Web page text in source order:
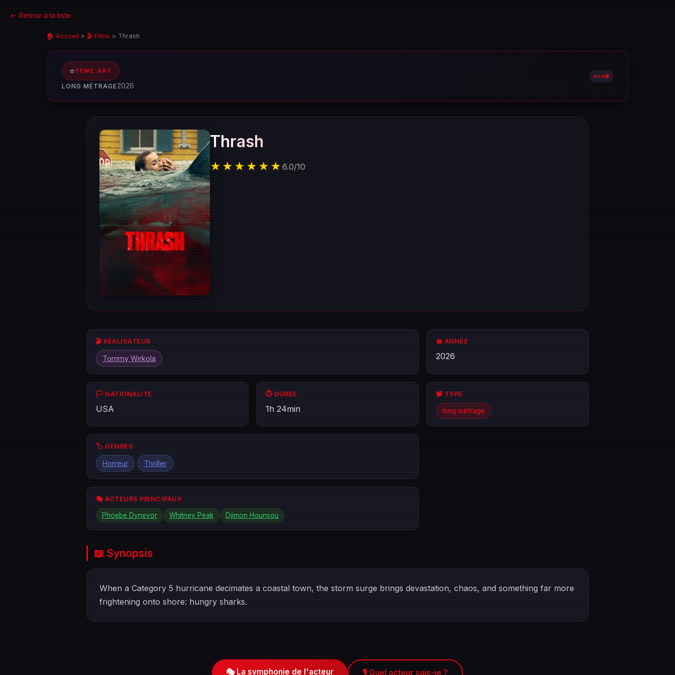
← Retour à la liste
🏠 Accueil > 🎬 Films > Thrash
⭐7ÈME ART
LONG MÉTRAGE2026
Thrash
★★★★★★ 6.0/10
🎬 RÉALISATEUR
Tommy Wirkola
📅 ANNÉE
2026
🏳️ NATIONALITÉ
USA
⏱️ DURÉE
1h 24min
📽️ TYPE
long métrage
🏷️ GENRES
Horreur Thriller
🎭 ACTEURS PRINCIPAUX
Phoebe Dynevor Whitney Peak Djimon Hounsou
📖 Synopsis
When a Category 5 hurricane decimates a coastal town, the storm surge brings devastation, chaos, and something far more
frightening onto shore: hungry sharks.
🎭 La symphonie de l'acteur 🎙️ Quel acteur suis-je ?